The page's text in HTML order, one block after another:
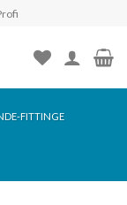
FITTINGE